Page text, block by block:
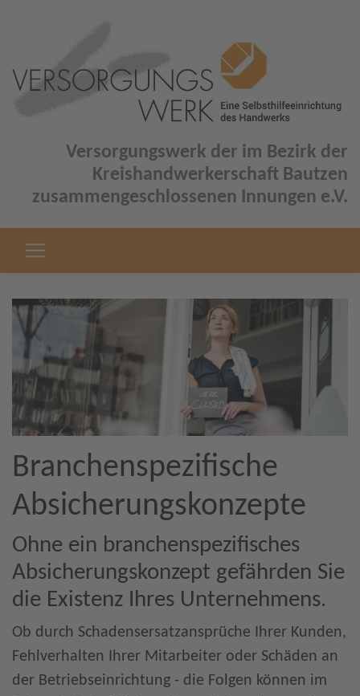
Versorgungswerk der im Bezirk der
Kreishandwerkerschaft Bautzen
zusammengeschlossenen Innungen e.V.
Branchenspezifische
Absicherungskonzepte
Ohne ein branchenspezifisches
Absicherungskonzept gefährden Sie
die Existenz Ihres Unternehmens.
Ob durch Schadensersatzansprüche Ihrer Kunden,
Fehlverhalten Ihrer Mitarbeiter oder Schäden an
der Betriebseinrichtung - die Folgen können im